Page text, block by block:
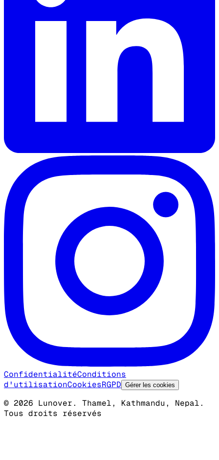
ConfidentialitéConditions
d'utilisationCookiesRGPD Gérer les cookies
© 2026 Lunover. Thamel, Kathmandu, Nepal.
Tous droits réservés